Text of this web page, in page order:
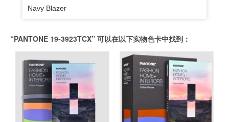
Navy Blazer
“PANTONE 19-3923TCX” 可以在以下实物色卡中找到：